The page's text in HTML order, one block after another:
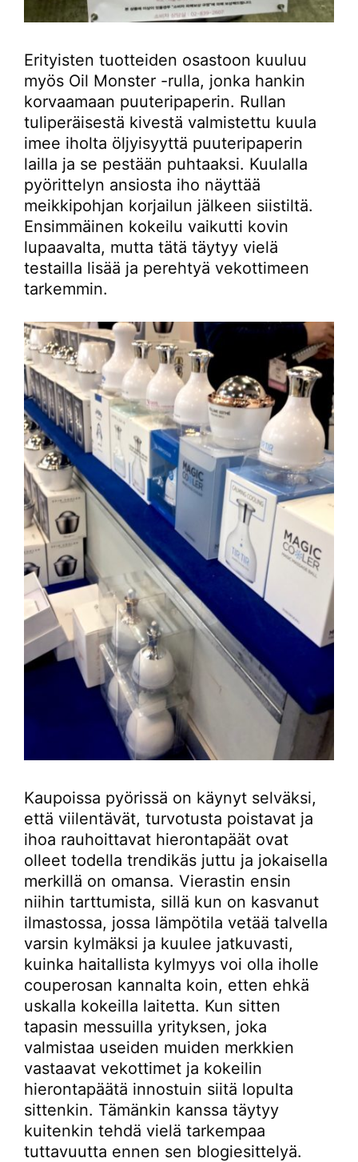
Erityisten tuotteiden osastoon kuuluu
myös Oil Monster -rulla, jonka hankin
korvaamaan puuteripaperin. Rullan
tuliperäisestä kivestä valmistettu kuula
imee iholta öljyisyyttä puuteripaperin
lailla ja se pestään puhtaaksi. Kuulalla
pyörittelyn ansiosta iho näyttää
meikkipohjan korjailun jälkeen siistiltä.
Ensimmäinen kokeilu vaikutti kovin
lupaavalta, mutta tätä täytyy vielä
testailla lisää ja perehtyä vekottimeen
tarkemmin.
Kaupoissa pyörissä on käynyt selväksi,
että viilentävät, turvotusta poistavat ja
ihoa rauhoittavat hierontapäät ovat
olleet todella trendikäs juttu ja jokaisella
merkillä on omansa. Vierastin ensin
niihin tarttumista, sillä kun on kasvanut
ilmastossa, jossa lämpötila vetää talvella
varsin kylmäksi ja kuulee jatkuvasti,
kuinka haitallista kylmyys voi olla iholle
couperosan kannalta koin, etten ehkä
uskalla kokeilla laitetta. Kun sitten
tapasin messuilla yrityksen, joka
valmistaa useiden muiden merkkien
vastaavat vekottimet ja kokeilin
hierontapäätä innostuin siitä lopulta
sittenkin. Tämänkin kanssa täytyy
kuitenkin tehdä vielä tarkempaa
tuttavuutta ennen sen blogiesittelyä.